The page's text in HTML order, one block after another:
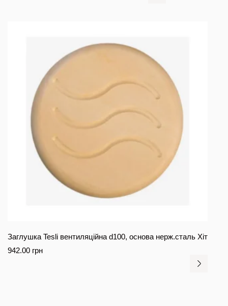
Заглушка Tesli вентиляційна d100, основа нерж.сталь Хіт
942.00 грн